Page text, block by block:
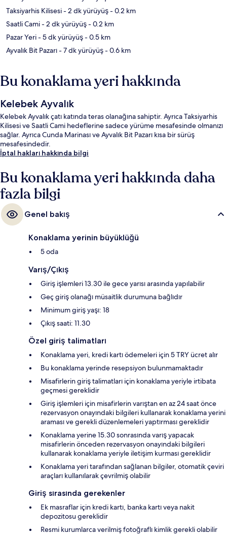
Taksiyarhis Kilisesi- 2 dk yürüyüş- 0.2 km
Saatli Cami- 2 dk yürüyüş- 0.2 km
Pazar Yeri- 5 dk yürüyüş- 0.5 km
Ayvalık Bit Pazarı- 7 dk yürüyüş- 0.6 km
Bu konaklama yeri hakkında
Kelebek Ayvalık
Kelebek Ayvalık çatı katında teras olanağına sahiptir. Ayrıca Taksiyarhis
Kilisesi ve Saatli Cami hedeflerine sadece yürüme mesafesinde olmanızı
sağlar. Ayrıca Cunda Marinası ve Ayvalık Bit Pazarı kısa bir sürüş
mesafesindedir.
İptal hakları hakkında bilgi
Bu konaklama yeri hakkında daha
fazla bilgi
Genel bakış
Konaklama yerinin büyüklüğü
5 oda
Varış/Çıkış
Giriş işlemleri 13.30 ile gece yarısı arasında yapılabilir
Geç giriş olanağı müsaitlik durumuna bağlıdır
Minimum giriş yaşı: 18
Çıkış saati: 11.30
Özel giriş talimatları
Konaklama yeri, kredi kartı ödemeleri için 5 TRY ücret alır
Bu konaklama yerinde resepsiyon bulunmamaktadır
Misafirlerin giriş talimatları için konaklama yeriyle irtibata
geçmesi gereklidir
Giriş işlemleri için misafirlerin varıştan en az 24 saat önce
rezervasyon onayındaki bilgileri kullanarak konaklama yerini
araması ve gerekli düzenlemeleri yaptırması gereklidir
Konaklama yerine 15.30 sonrasında varış yapacak
misafirlerin önceden rezervasyon onayındaki bilgileri
kullanarak konaklama yeriyle iletişim kurması gereklidir
Konaklama yeri tarafından sağlanan bilgiler, otomatik çeviri
araçları kullanılarak çevrilmiş olabilir
Giriş sırasında gerekenler
Ek masraflar için kredi kartı, banka kartı veya nakit
depozitosu gereklidir
Resmi kurumlarca verilmiş fotoğraflı kimlik gerekli olabilir